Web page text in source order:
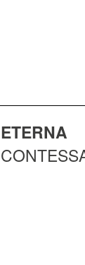
ETERNA